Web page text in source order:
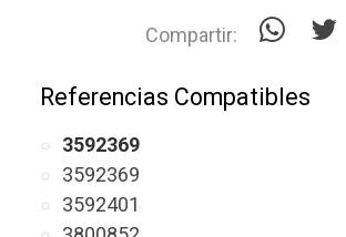
Compartir:
Referencias Compatibles
3592369
3592369
3592401